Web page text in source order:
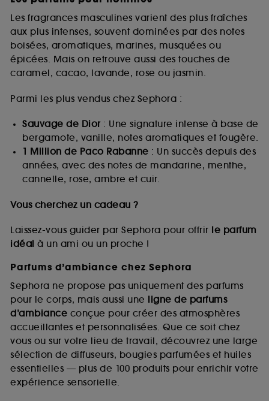
Les fragrances masculines varient des plus fraîches
aux plus intenses, souvent dominées par des notes
boisées, aromatiques, marines, musquées ou
épicées. Mais on retrouve aussi des touches de
caramel, cacao, lavande, rose ou jasmin.
Parmi les plus vendus chez Sephora :
Sauvage de Dior: Une signature intense à base de
bergamote, vanille, notes aromatiques et fougère.
1 Million de Paco Rabanne : Un succès depuis des
années, avec des notes de mandarine, menthe,
cannelle, rose, ambre et cuir.
Vous cherchez un cadeau ?
Laissez-vous guider par Sephora pour offrir le parfum
idéal à un ami ou un proche !
Parfums d’ambiance chez Sephora
Sephora ne propose pas uniquement des parfums
pour le corps, mais aussi une ligne de parfums
d’ambiance conçue pour créer des atmosphères
accueillantes et personnalisées. Que ce soit chez
vous ou sur votre lieu de travail, découvrez une large
sélection de diffuseurs, bougies parfumées et huiles
essentielles — plus de 100 produits pour enrichir votre
expérience sensorielle.